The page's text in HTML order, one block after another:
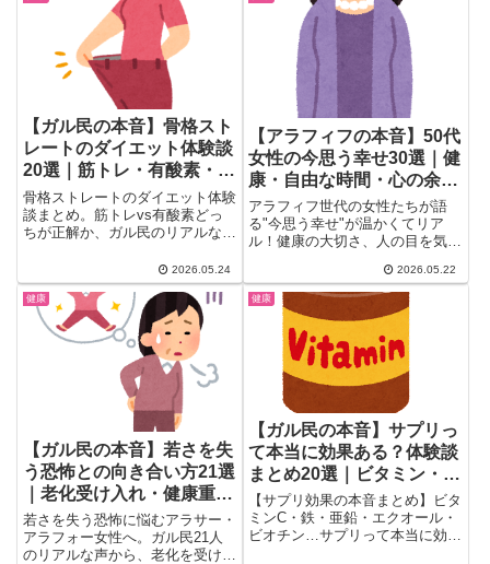
索しても出てこないリアルな声を
厳選して紹介。
30代からのダイエット方法・継
続のコツを徹底まとめ。リバウン
ドを繰り返した経験者のリアルな
【ガル民の本音】骨格スト
レートのダイエット体験談
20選｜筋トレ・有酸素・体
脂肪率のコツ
骨格ストレートのダイエット体験
談まとめ。筋トレvs有酸素どっ
ちが正解か、ガル民のリアルな声
前ももが太くなる問題・体脂肪率
の目安・くびれ作りのコツまで、
骨スト民だけが知るダイエットの
本音を一気にチェック。
2026.05.24
【アラフィフの本音】50代
女性の今思う幸せ30選｜健
康・自由な時間・心の余裕
のリアル
アラフィフ世代の女性たちが語
る"今思う幸せ"が温かくてリア
ル！健康の大切さ、人の目を気に
の充実、食や趣味の変化…。
30〜50代女性が読んで思わず頷
く、人生後半の幸福のかたち30
選をガル民の声からまとめまし
2026.05.22
健康
【ガル民の本音】若さを失
う恐怖との向き合い方21選
｜老化受け入れ・健康重視
のリアル体験談
若さを失う恐怖に悩むアラサー・
アラフォー女性へ。ガル民21人
のリアルな声から、老化を受け入
健康
【ガル民の本音】サプリっ
て本当に効果ある？体験談
まとめ20選｜ビタミン・
鉄・エクオールのリアル
【サプリ効果の本音まとめ】ビタ
ミンC・鉄・亜鉛・エクオール・
ビオチン…サプリって本当に効く